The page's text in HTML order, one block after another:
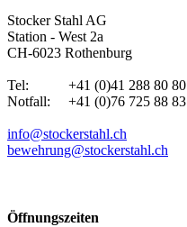
Stocker Stahl AG
Station - West 2a
CH-6023 Rothenburg
Tel: +41 (0)41 288 80 80
Notfall: +41 (0)76 725 88 83
info@stockerstahl.ch
bewehrung@stockerstahl.ch
Öffnungszeiten